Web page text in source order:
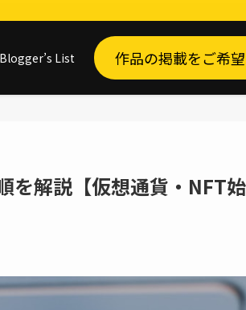
Blogger’s List 作品の掲載をご希
を解説【仮想通貨・NFT